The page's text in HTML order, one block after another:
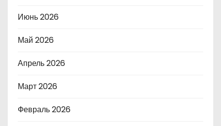
Июнь 2026
Май 2026
Апрель 2026
Март 2026
Февраль 2026